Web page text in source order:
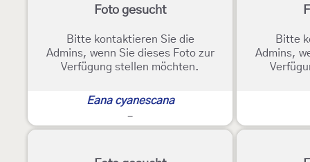
Foto gesucht
Bitte kontaktieren Sie die
Admins, wenn Sie dieses Foto zur
Verfügung stellen möchten.
Eana cyanescana
-
Bitte
Admins,